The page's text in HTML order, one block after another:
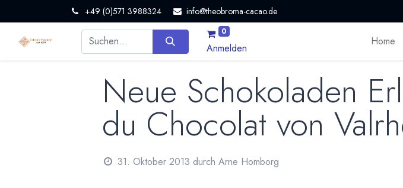
+49 (0)571 3988324 info@theobroma-cacao.de
0
Anmelden
Home
Neue Schokoladen
du Chocolat von
31. Oktober 2013 durch Arne Homborg